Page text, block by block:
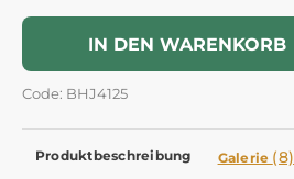
IN DEN WARENKORB
Code: BHJ4125
Produktbeschreibung Galerie (8)